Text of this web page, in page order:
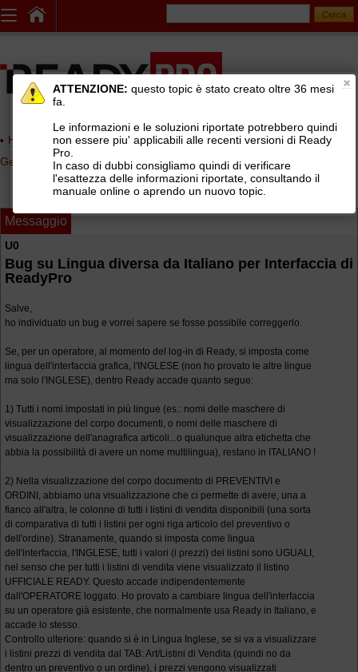
Home page> AREE DI SUPPORTO TECNICO GRATUITO>
Gestionale Ready Pro>Installazione e configurazione Ready Pro
Messaggio
U0
Bug su Lingua diversa da Italiano per Interfaccia di
ReadyPro
Salve,
ho individuato un bug e vorrei sapere se fosse possibile correggerlo.
Se, per un operatore, al momento del log-in di Ready, si imposta come
lingua dell'interfaccia grafica, l'INGLESE (non ho provato le altre lingue
ma solo l'INGLESE), dentro Ready accade quanto segue:
1) Tutti i nomi impostati in più lingue (es.: nomi delle maschere di
visualizzazione del corpo documenti, o nomi delle maschere di
visualizzazione dell'anagrafica articoli...o qualunque altra etichetta che
abbia la possibilità di avere un nome multilingua), restano in ITALIANO !
2) Nella visualizzazione del corpo documento di PREVENTIVI e
ORDINI, abbiamo una visualizzazione che ci permette di avere, una a
fianco all'altra, le colonne di tutti i listini di vendita disponibili (una sorta
di comparativa di tutti i listini per ogni riga articolo del preventivo o
dell'ordine). Stranamente, quando si imposta come lingua
dell'interfaccia, l'INGLESE, tutti i valori (i prezzi) dei listini sono UGUALI,
nel senso che per tutti i listini di vendita viene visualizzato il listino
UFFICIALE READY. Questo accade indipendentemente
dall'OPERATORE loggato. Ho provato a cambiare lingua dell'interfaccia
su un operatore già esistente, che normalmente usa Ready in Italiano, e
accade lo stesso.
Controllo ulteriore: quando si è in Lingua Inglese, se si va a visualizzare
i listini prezzi di vendita dal TAB: Art/Listini di Vendita (quindi no da
dentro un preventivo o un ordine), i prezzi vengono visualizzati
ATTENZIONE: questo topic è stato creato oltre 36 mesi
fa.
Le informazioni e le soluzioni riportate potrebbero quindi
non essere piu' applicabili alle recenti versioni di Ready
Pro.
In caso di dubbi consigliamo quindi di verificare
l'esattezza delle informazioni riportate, consultando il
manuale online o aprendo un nuovo topic.